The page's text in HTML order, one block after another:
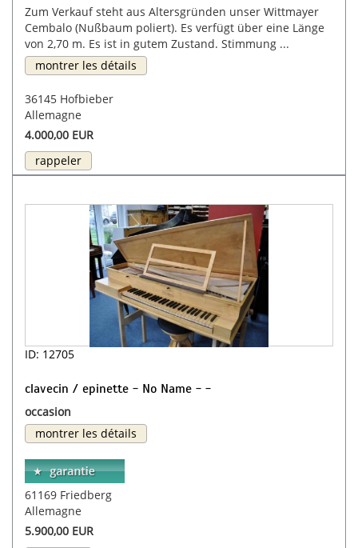
Zum Verkauf steht aus Altersgründen unser Wittmayer
Cembalo (Nußbaum poliert). Es verfügt über eine Länge
von 2,70 m. Es ist in gutem Zustand. Stimmung ...
montrer les détails
36145 Hofbieber
Allemagne
4.000,00 EUR
rappeler
ID: 12705
clavecin / epinette - No Name - -
occasion
montrer les détails
61169 Friedberg
Allemagne
5.900,00 EUR